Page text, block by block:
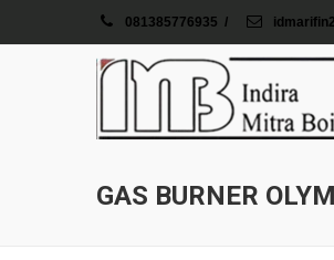
081385776935 /
GAS BURNER